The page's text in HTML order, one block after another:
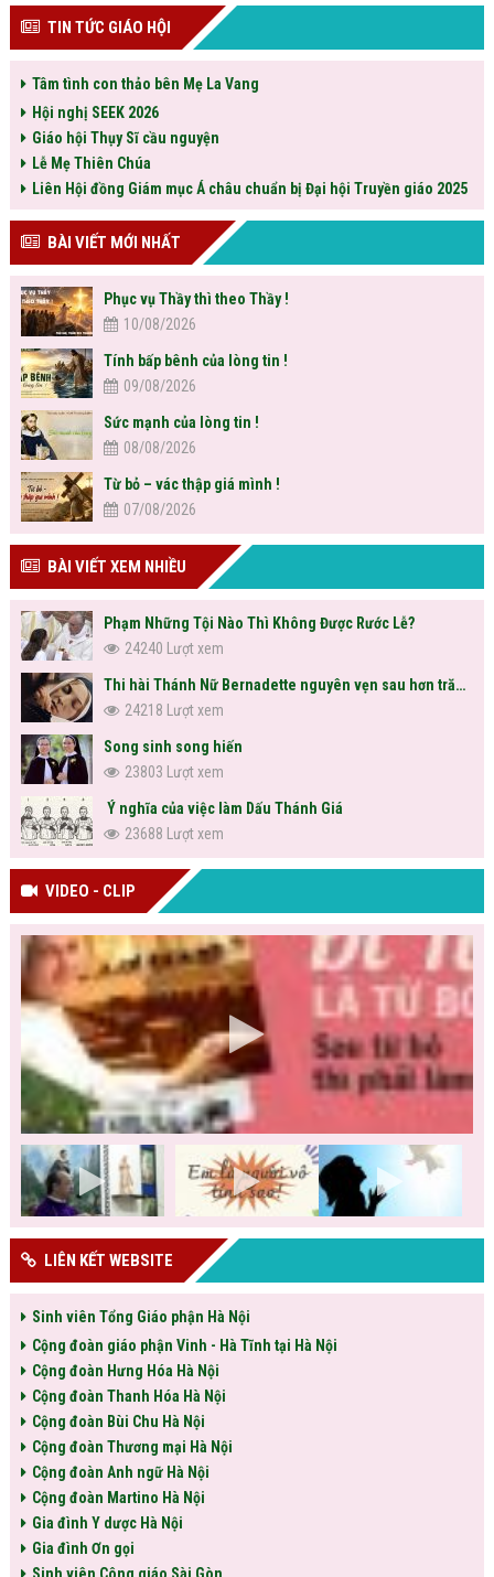
TIN TỨC GIÁO HỘI
Tâm tình con thảo bên Mẹ La Vang
Hội nghị SEEK 2026
Giáo hội Thụy Sĩ cầu nguyện
Lễ Mẹ Thiên Chúa
Liên Hội đồng Giám mục Á châu chuẩn bị Đại hội Truyền giáo 2025
BÀI VIẾT MỚI NHẤT
Phục vụ Thầy thì theo Thầy !
10/08/2026
Tính bấp bênh của lòng tin !
09/08/2026
Sức mạnh của lòng tin !
08/08/2026
Từ bỏ – vác thập giá mình !
07/08/2026
BÀI VIẾT XEM NHIỀU
Phạm Những Tội Nào Thì Không Được Rước Lễ?
24240 Lượt xem
Thi hài Thánh Nữ Bernadette nguyên vẹn sau hơn trăm năm
24218 Lượt xem
Song sinh song hiến
23803 Lượt xem
Ý nghĩa của việc làm Dấu Thánh Giá
23688 Lượt xem
VIDEO - CLIP
LIÊN KẾT WEBSITE
Sinh viên Tổng Giáo phận Hà Nội
Cộng đoàn giáo phận Vinh - Hà Tĩnh tại Hà Nội
Cộng đoàn Hưng Hóa Hà Nội
Cộng đoàn Thanh Hóa Hà Nội
Cộng đoàn Bùi Chu Hà Nội
Cộng đoàn Thương mại Hà Nội
Cộng đoàn Anh ngữ Hà Nội
Cộng đoàn Martino Hà Nội
Gia đình Y dược Hà Nội
Gia đình Ơn gọi